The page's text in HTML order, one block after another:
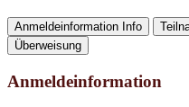
Anmeldeinformation Info
Überweisung
Anmeldeinformation